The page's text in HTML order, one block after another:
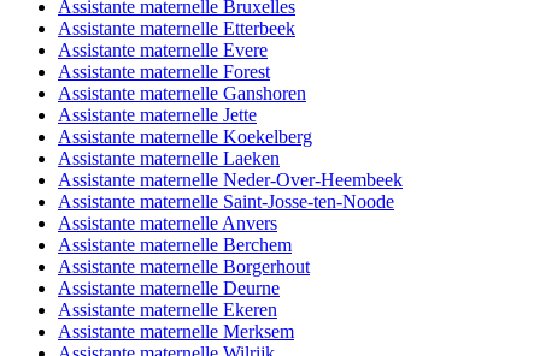
Assistante maternelle Bruxelles
Assistante maternelle Etterbeek
Assistante maternelle Evere
Assistante maternelle Forest
Assistante maternelle Ganshoren
Assistante maternelle Jette
Assistante maternelle Koekelberg
Assistante maternelle Laeken
Assistante maternelle Neder-Over-Heembeek
Assistante maternelle Saint-Josse-ten-Noode
Assistante maternelle Anvers
Assistante maternelle Berchem
Assistante maternelle Borgerhout
Assistante maternelle Deurne
Assistante maternelle Ekeren
Assistante maternelle Merksem